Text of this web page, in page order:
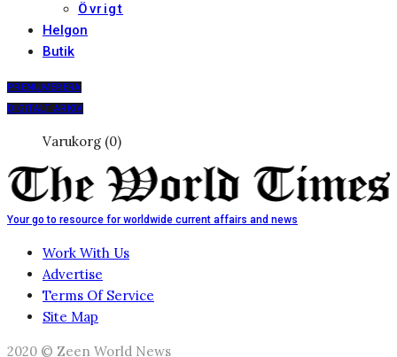
Övrigt
Helgon
Butik
PRENUMERERA
DIGITALT ARKIV
Varukorg (0)
Your go to resource for worldwide current affairs and news
Work With Us
Advertise
Terms Of Service
Site Map
2020 © Zeen World News